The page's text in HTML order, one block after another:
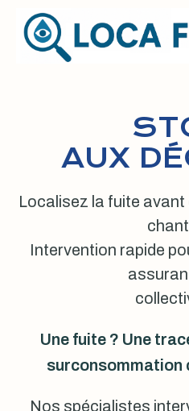
AUX
Localisez la fuite avant
Intervention rapide
Une fuite ? Une
surconsommation
Nos spécialistes